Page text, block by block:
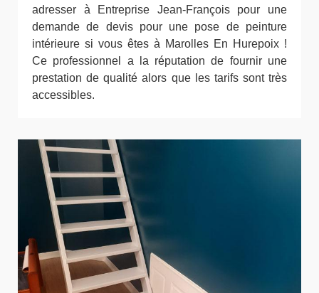
adresser à Entreprise Jean-François pour une
demande de devis pour une pose de peinture
intérieure si vous êtes à Marolles En Hurepoix !
Ce professionnel a la réputation de fournir une
prestation de qualité alors que les tarifs sont très
accessibles.